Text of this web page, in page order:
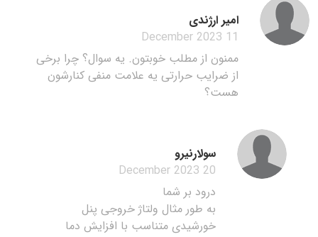
امیر ارژندی
11 December 2023
ممنون از مطلب خوبتون. یه سوال؟ چرا برخی
از ضرایب حرارتی یه علامت منفی کنارشون
هست؟
سولارنیرو
20 December 2023
درود بر شما
به طور مثال ولتاژ خروجی پنل
خورشیدی متناسب با افزایش دما